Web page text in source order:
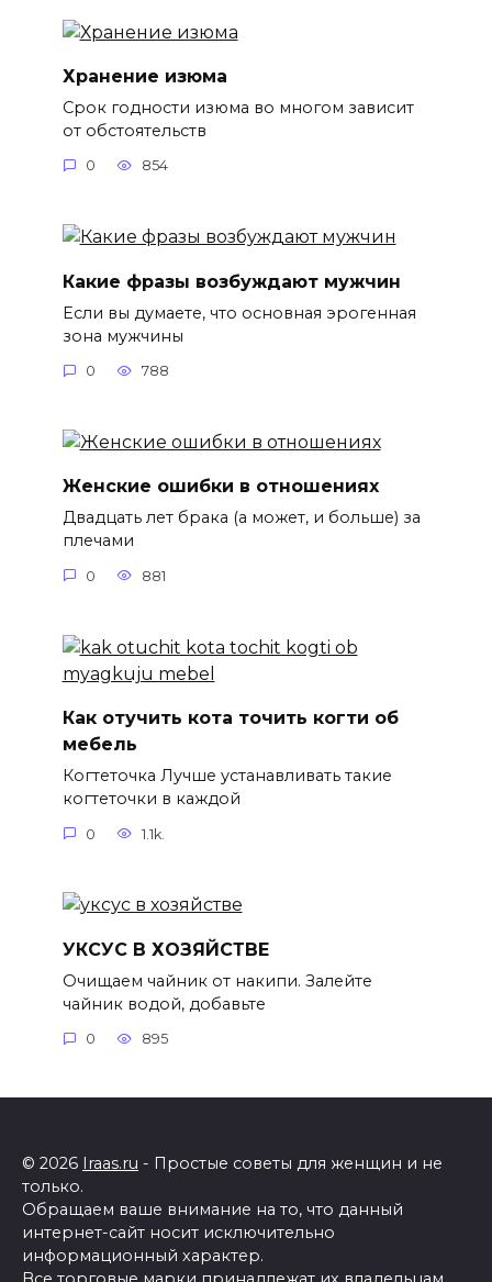
Хранение изюма
Срок годности изюма во многом зависит
от обстоятельств
0 854
Какие фразы возбуждают мужчин
Если вы думаете, что основная эрогенная
зона мужчины
0 788
Женские ошибки в отношениях
Двадцать лет брака (а может, и больше) за
плечами
0 881
Как отучить кота точить когти об
мебель
Когтеточка Лучше устанавливать такие
когтеточки в каждой
0 1.1k.
УКСУС В ХОЗЯЙСТВЕ
Очищаем чайник от накипи. Залейте
чайник водой, добавьте
0 895
© 2026 Iraas.ru - Простые советы для женщин и не
только.
Обращаем ваше внимание на то, что данный
интернет-сайт носит исключительно
информационный характер.